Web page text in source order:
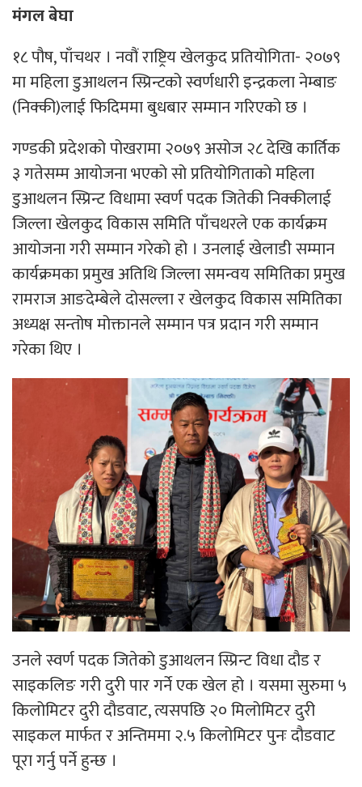
मंगल बेघा
१८ पौष, पाँचथर । नवौं राष्ट्रिय खेलकुद प्रतियोगिता- २०७९
मा महिला डुआथलन स्प्रिन्टको स्वर्णधारी इन्द्रकला नेम्बाङ
(निक्की)लाई फिदिममा बुधबार सम्मान गरिएको छ ।
गण्डकी प्रदेशको पोखरामा २०७९ असोज २८ देखि कार्तिक
३ गतेसम्म आयोजना भएको सो प्रतियोगिताको महिला
डुआथलन स्प्रिन्ट विधामा स्वर्ण पदक जितेकी निक्कीलाई
जिल्ला खेलकुद विकास समिति पाँचथरले एक कार्यक्रम
आयोजना गरी सम्मान गरेको हो । उनलाई खेलाडी सम्मान
कार्यक्रमका प्रमुख अतिथि जिल्ला समन्वय समितिका प्रमुख
रामराज आङदेम्बेले दोसल्ला र खेलकुद विकास समितिका
अध्यक्ष सन्तोष मोक्तानले सम्मान पत्र प्रदान गरी सम्मान
गरेका थिए ।
उनले स्वर्ण पदक जितेको डुआथलन स्प्रिन्ट विधा दौड र
साइकलिङ गरी दुरी पार गर्ने एक खेल हो । यसमा सुरुमा ५
किलोमिटर दुरी दौडवाट, त्यसपछि २० मिलोमिटर दुरी
साइकल मार्फत र अन्तिममा २.५ किलोमिटर पुनः दौडवाट
पूरा गर्नु पर्ने हुन्छ ।